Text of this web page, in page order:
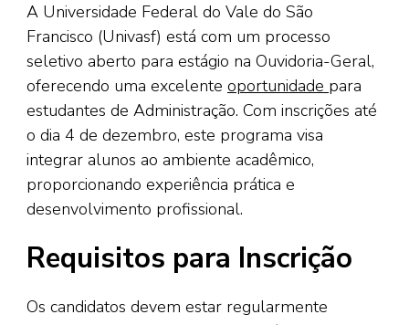
A Universidade Federal do Vale do São
Francisco (Univasf) está com um processo
seletivo aberto para estágio na Ouvidoria-Geral,
oferecendo uma excelente oportunidade para
estudantes de Administração. Com inscrições até
o dia 4 de dezembro, este programa visa
integrar alunos ao ambiente acadêmico,
proporcionando experiência prática e
desenvolvimento profissional.
Requisitos para Inscrição
Os candidatos devem estar regularmente